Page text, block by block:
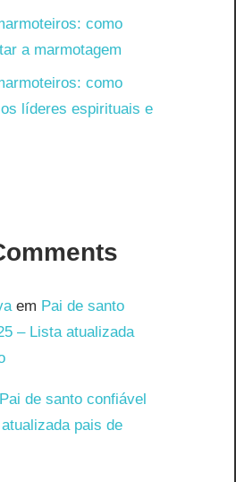
como
a marmotagem
como
líderes espirituais e
em Pai de santo
– Lista atualizada
Pai de santo confiável
pais de